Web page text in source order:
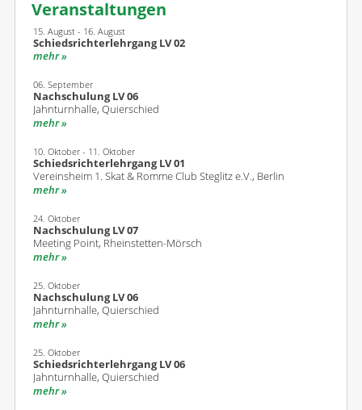
Veranstaltungen
15. August - 16. August
Schiedsrichterlehrgang LV 02
mehr
06. September
Nachschulung LV 06
Jahnturnhalle, Quierschied
mehr
10. Oktober - 11. Oktober
Schiedsrichterlehrgang LV 01
Vereinsheim 1. Skat & Romme Club Steglitz e.V., Berlin
mehr
24. Oktober
Nachschulung LV 07
Meeting Point, Rheinstetten-Mörsch
mehr
25. Oktober
Nachschulung LV 06
Jahnturnhalle, Quierschied
mehr
25. Oktober
Schiedsrichterlehrgang LV 06
Jahnturnhalle, Quierschied
mehr